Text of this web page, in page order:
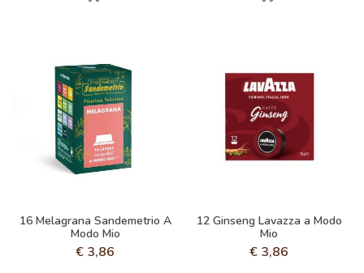
16 Melagrana Sandemetrio A
Modo Mio
€ 3,86
12 Ginseng Lavazza a Modo
Mio
€ 3,86